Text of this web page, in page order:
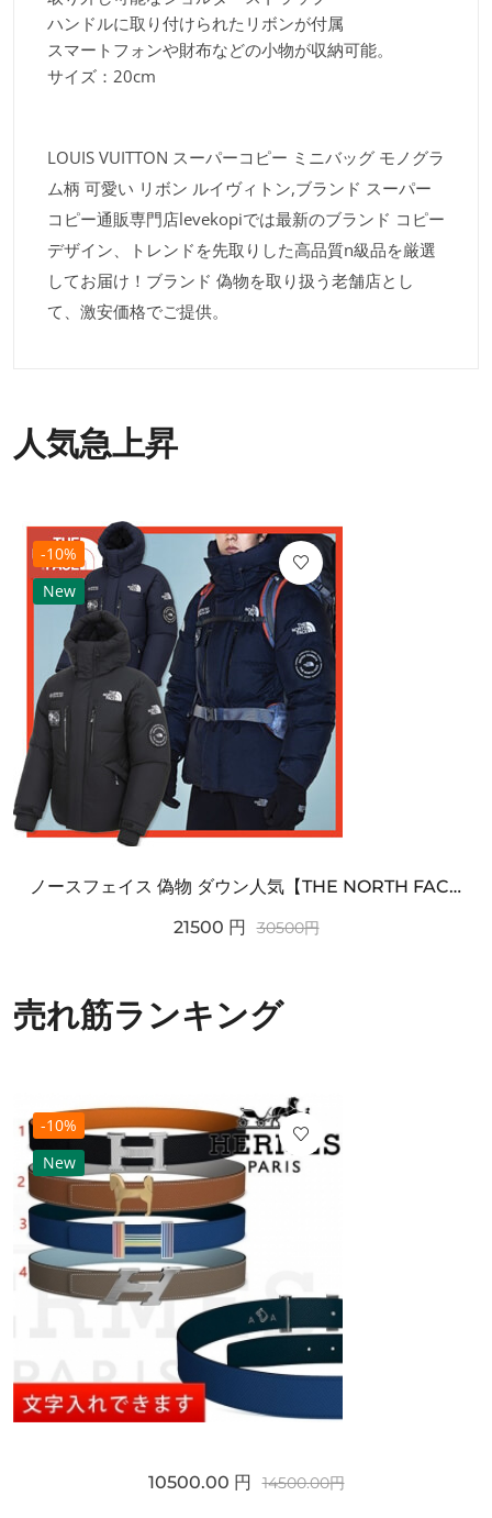
ハンドルに取り付けられたリボンが付属
スマートフォンや財布などの小物が収納可能。
サイズ：20cm
LOUIS VUITTON スーパーコピー ミニバッグ モノグラ
ム柄 可愛い リボン ルイヴィトン,ブランド スーパー
コピー通販専門店levekopiでは最新のブランド コピー
デザイン、トレンドを先取りした高品質n級品を厳選
してお届け！ブランド 偽物を取り扱う老舗店とし
て、激安価格でご提供。
人気急上昇
-10%
New
ノースフェイス 偽物 ダウン人気【THE NORTH FACE】M'S 7 SUMMIT HIM...
21500 円 30500円
売れ筋ランキング
-10%
New
10500.00 円 14500.00円